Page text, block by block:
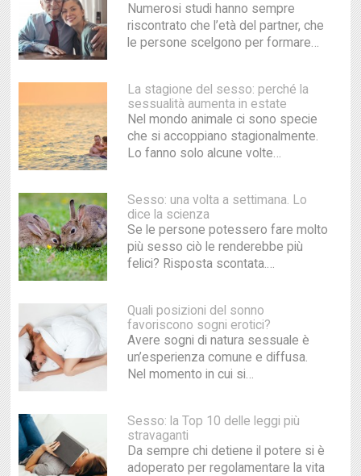
Numerosi studi hanno sempre
riscontrato che l’età del partner, che
le persone scelgono per formare…
La stagione del sesso: perché la
sessualità aumenta in estate
Nel mondo animale ci sono specie
che si accoppiano stagionalmente.
Lo fanno solo alcune volte…
Sesso: una volta a settimana. Lo
dice la scienza
Se le persone potessero fare molto
più sesso ciò le renderebbe più
felici? Risposta scontata.…
Quali posizioni del sonno
favoriscono sogni erotici?
Avere sogni di natura sessuale è
un’esperienza comune e diffusa.
Nel momento in cui si…
Sesso: la Top 10 delle leggi più
stravaganti
Da sempre chi detiene il potere si è
adoperato per regolamentare la vita